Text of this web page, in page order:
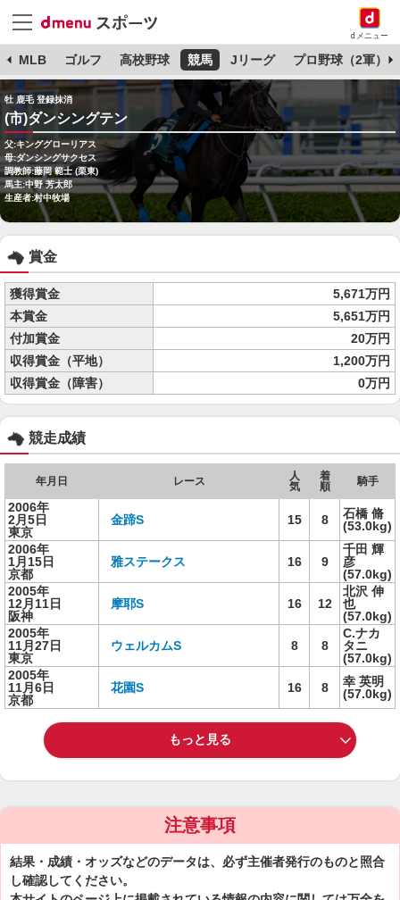
dメニュー
MLB ゴルフ 高校野球 競馬 Jリーグ プロ野球（2軍）
牡 鹿毛 登録抹消
(市)ダンシングテン
父:キンググローリアス
母:ダンシングサクセス
調教師:藤岡 範士 (栗東)
馬主:中野 芳太郎
生産者:村中牧場
賞金
獲得賞金
5,671万円
本賞金
5,651万円
付加賞金
20万円
収得賞金（平地）
1,200万円
収得賞金（障害）
0万円
競走成績
年月日 レース
人
気
着
順
騎手
2006年
2月5日
東京
金蹄S 15 8
石橋 脩
(53.0kg)
2006年
1月15日
京都
雅ステークス 16 9
千田 輝
彦
(57.0kg)
2005年
12月11日
阪神
摩耶S 16 12
北沢 伸
也
(57.0kg)
2005年
11月27日
東京
ウェルカムS 8 8
C.ナカ
タニ
(57.0kg)
2005年
11月6日
京都
花園S 16 8
幸 英明
(57.0kg)
もっと見る
注意事項
結果・成績・オッズなどのデータは、必ず主催者発行のものと照合
し確認してください。